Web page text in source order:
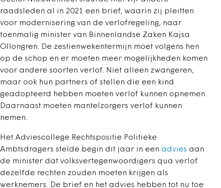
raadsleden al in 2021 een brief, waarin zij pleitten
voor modernisering van de verlofregeling, naar
toenmalig minister van Binnenlandse Zaken Kajsa
Ollongren. De zestienwekentermijn moet volgens hen
op de schop en er moeten meer mogelijkheden komen
voor andere soorten verlof. Niet alleen zwangeren,
maar ook hun partners of stellen die een kind
geadopteerd hebben moeten verlof kunnen opnemen.
Daarnaast moeten mantelzorgers verlof kunnen
nemen.
Het Adviescollege Rechtspositie Politieke
Ambtsdragers stelde begin dit jaar in een advies aan
de minister dat volksvertegenwoordigers qua verlof
dezelfde rechten zouden moeten krijgen als
werknemers. De brief en het advies hebben tot nu toe